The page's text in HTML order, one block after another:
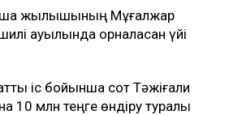
жылқышының Мұғалжар
ауылында орналасқан үйі
іс бойынша сот Тәжіғали
10 млн теңге өндіру туралы